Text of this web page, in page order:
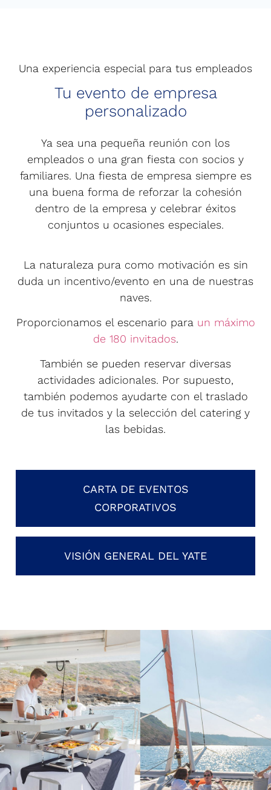
Una experiencia especial para tus empleados
Tu evento de empresa
personalizado
Ya sea una pequeña reunión con los
empleados o una gran fiesta con socios y
familiares. Una fiesta de empresa siempre es
una buena forma de reforzar la cohesión
dentro de la empresa y celebrar éxitos
conjuntos u ocasiones especiales.
La naturaleza pura como motivación es sin
duda un incentivo/evento en una de nuestras
naves.
Proporcionamos el escenario para un máximo
de 180 invitados.
También se pueden reservar diversas
actividades adicionales. Por supuesto,
también podemos ayudarte con el traslado
de tus invitados y la selección del catering y
las bebidas.
CARTA DE EVENTOS
CORPORATIVOS
VISIÓN GENERAL DEL YATE